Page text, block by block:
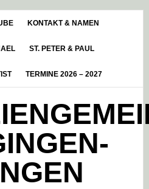
KONTAKT & NAMEN
ST. PETER & PAUL
TERMINE 2026 – 2027